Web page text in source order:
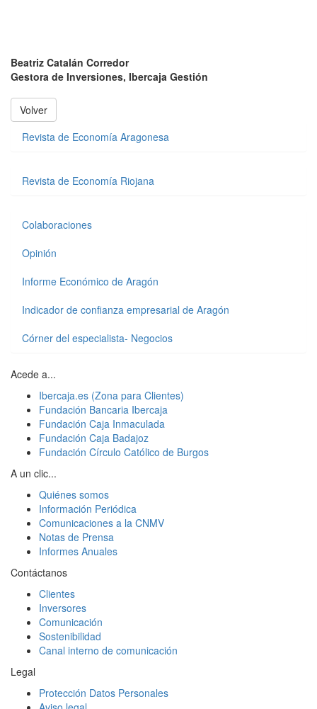
Beatriz Catalán Corredor
Gestora de Inversiones, Ibercaja Gestión
Volver
Revista de Economía Aragonesa
Revista de Economía Riojana
Colaboraciones
Opinión
Informe Económico de Aragón
Indicador de confianza empresarial de Aragón
Córner del especialista- Negocios
Acede a...
Ibercaja.es (Zona para Clientes)
Fundación Bancaria Ibercaja
Fundación Caja Inmaculada
Fundación Caja Badajoz
Fundación Círculo Católico de Burgos
A un clic...
Quiénes somos
Información Periódica
Comunicaciones a la CNMV
Notas de Prensa
Informes Anuales
Contáctanos
Clientes
Inversores
Comunicación
Sostenibilidad
Canal interno de comunicación
Legal
Protección Datos Personales